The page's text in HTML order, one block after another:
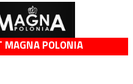
MAGNA POLONIA